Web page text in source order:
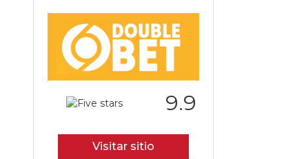
9.9
Visitar sitio